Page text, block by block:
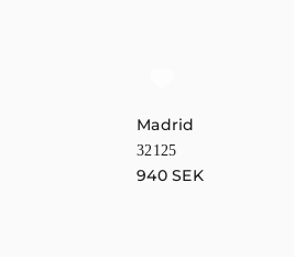
Madrid
32125
940SEK